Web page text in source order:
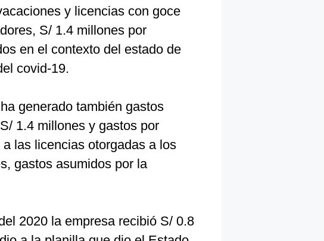
y licencias con goce
S/ 1.4 millones por
en el contexto del estado de
covid-19.
generado también gastos
1.4 millones y gastos por
las licencias otorgadas a los
gastos asumidos por la
2020 la empresa recibió S/ 0.8